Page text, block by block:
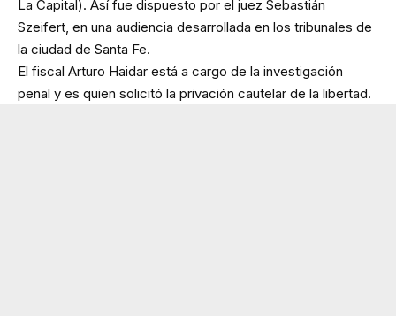
La Capital). Así fue dispuesto por el juez Sebastián
Szeifert, en una audiencia desarrollada en los tribunales de
la ciudad de Santa Fe.
El fiscal Arturo Haidar está a cargo de la investigación
penal y es quien solicitó la privación cautelar de la libertad.